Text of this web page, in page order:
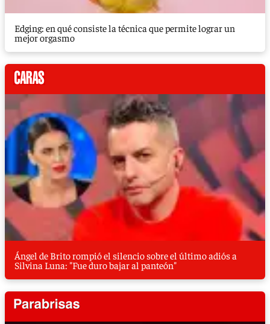
Edging: en qué consiste la técnica que permite lograr un
mejor orgasmo
Ángel de Brito rompió el silencio sobre el último adiós a
Silvina Luna: "Fue duro bajar al panteón"